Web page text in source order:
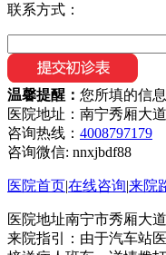
联系方式：
温馨提醒： 您所填的信
医院地址：南宁秀厢大
咨询热线： 4008797179
咨询微信: nnxjbdf88
医院首页|在线咨询|来院
医院地址南宁市秀厢大
来院指引：由于汽车站